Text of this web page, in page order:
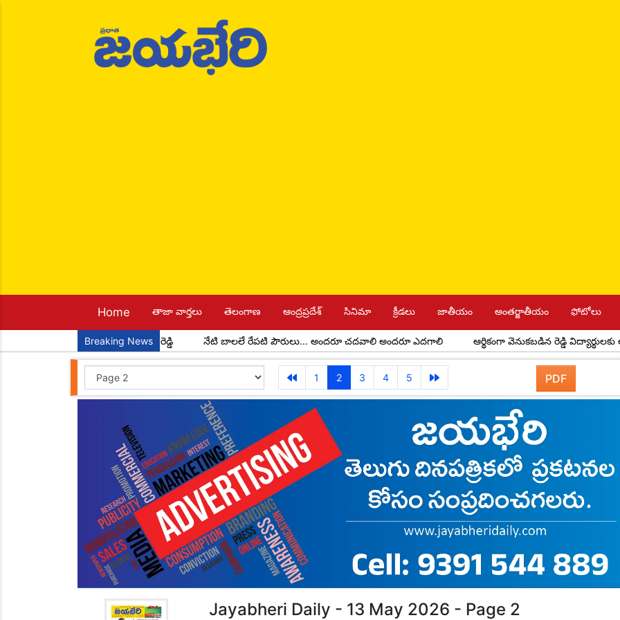
Home తాజా వార్తలు తెలంగాణ ఆంద్రప్రదేశ్ సినిమా క్రీడలు జాతీయం అంతర్జాతీయం ఫోటోలు
Breaking News
అధ్యక్షులుగా చాడ కొండాల్ రెడ్డి నేటి బాలలే రేపటి పౌరులు... అందరూ చదవాలి అందరూ ఎదగాలి ఆర్థికంగా వెనుకబడిన రెడ్డి విద్యార్థులకు అవర్
1 2 3 4 5 PDF
Jayabheri Daily - 13 May 2026 - Page 2